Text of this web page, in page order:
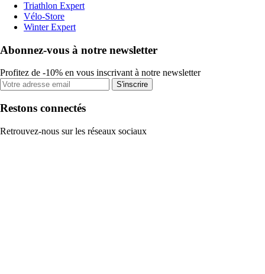
Triathlon Expert
Vélo-Store
Winter Expert
Abonnez-vous à notre newsletter
Profitez de -10% en vous inscrivant à notre newsletter
S'inscrire
Restons connectés
Retrouvez-nous sur les réseaux sociaux